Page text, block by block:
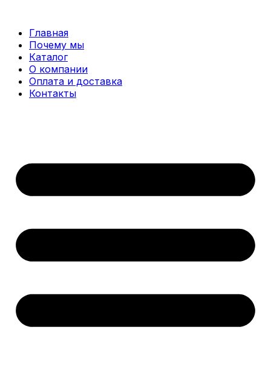
содержимому
Главная
Почему мы
Каталог
О компании
Оплата и доставка
Контакты